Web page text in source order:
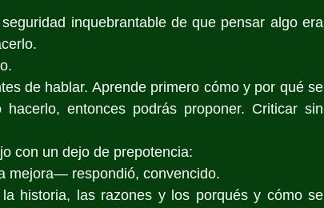
inquebrantable de que pensar algo era
entonces podrás proponer. Criticar sin
con un dejo de prepotencia:
mejora— respondió, convencido.
historia, las razones y los porqués y cómo se